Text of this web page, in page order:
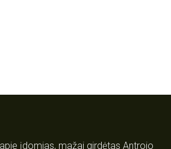
įdomias, mažai girdėtas Antrojo